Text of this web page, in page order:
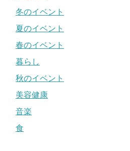
冬のイベント
夏のイベント
春のイベント
暮らし
秋のイベント
美容健康
音楽
食